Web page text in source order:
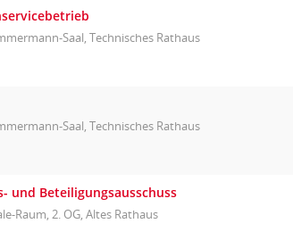
Saal, Technisches Rathaus
Saal, Technisches Rathaus
und Beteiligungsausschuss
Raum, 2. OG, Altes Rathaus